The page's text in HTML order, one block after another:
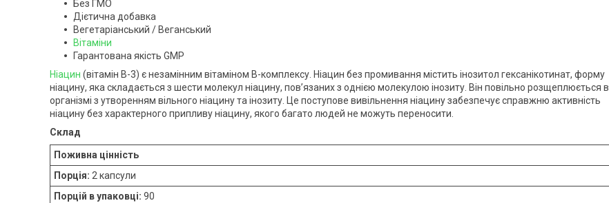
Без ГМО
Дієтична добавка
Вегетаріанський / Веганський
Вітаміни
Гарантована якість GMP
Ніацин (вітамін B-3) є незамінним вітаміном B-комплексу. Ніацин без промивання містить інозитол гексанікотинат, форму
ніацину, яка складається з шести молекул ніацину, пов’язаних з однією молекулою інозиту. Він повільно розщеплюється в
організмі з утворенням вільного ніацину та інозиту. Це поступове вивільнення ніацину забезпечує справжню активність
ніацину без характерного припливу ніацину, якого багато людей не можуть переносити.
Склад
Поживна цінність
Порція: 2 капсули
Порцій в упаковці: 90